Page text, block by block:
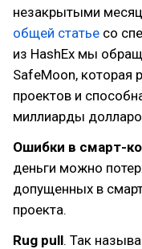
незакрытыми
общей статье со
из HashEx мы
SafeMoon, которая
проектов и
миллиарды
Ошибки в смарт-
деньги можно
допущенных в
проекта.
Rug pull. Так